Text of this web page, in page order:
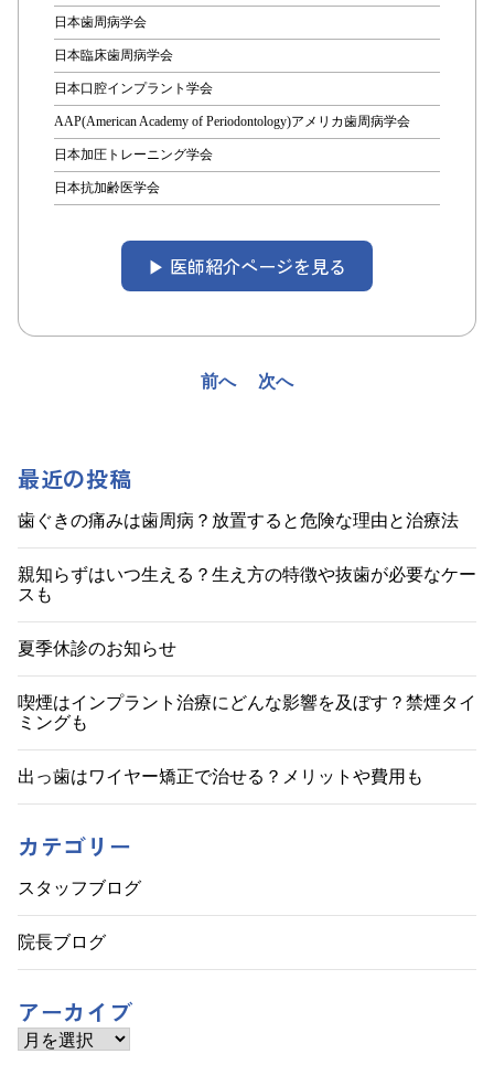
日本歯周病学会
日本臨床歯周病学会
日本口腔インプラント学会
AAP(American Academy of Periodontology)アメリカ歯周病学会
日本加圧トレーニング学会
日本抗加齢医学会
▶︎ 医師紹介ページを見る
ナ
ビ
ゲ
ー
シ
ョ
ン
前へ 次へ
最近の投稿
歯ぐきの痛みは歯周病？放置すると危険な理由と治療法
親知らずはいつ生える？生え方の特徴や抜歯が必要なケー
スも
夏季休診のお知らせ
喫煙はインプラント治療にどんな影響を及ぼす？禁煙タイ
ミングも
出っ歯はワイヤー矯正で治せる？メリットや費用も
カテゴリー
スタッフブログ
院長ブログ
アーカイブ
ア
ー